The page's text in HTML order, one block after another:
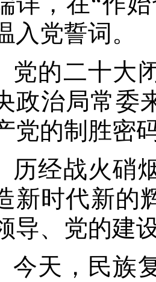
入党誓词。
党的二十大
政治局常委
党的制胜密
历经战火硝
新时代新的
导、党的建
今天，民族